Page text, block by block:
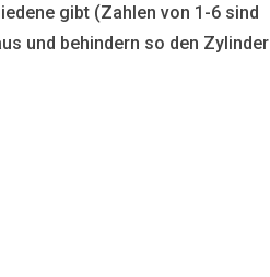
gibt (Zahlen von 1-6 sind
und behindern so den Zylinder